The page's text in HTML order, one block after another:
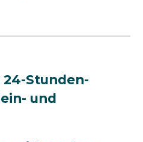
Stunden-
und